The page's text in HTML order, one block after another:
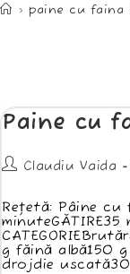
> paine cu faina
Paine cu
PostClaudiu Vaida
Rețetă: Pâine cu
minuteGĂTIRE35
g făină albă150
drojdie